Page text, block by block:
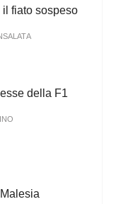
fiato sospeso
della F1